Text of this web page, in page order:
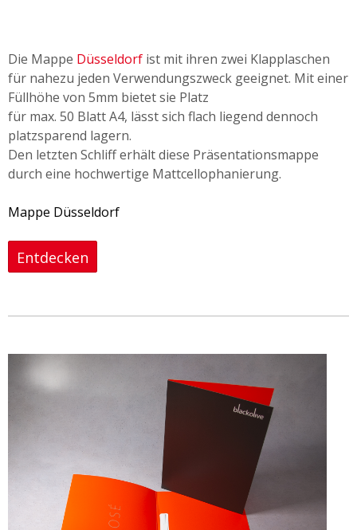
Die Mappe Düsseldorf ist mit ihren zwei Klapplaschen
für nahezu jeden Verwendungszweck geeignet. Mit einer
Füllhöhe von 5mm bietet sie Platz
für max. 50 Blatt A4, lässt sich flach liegend dennoch
platzsparend lagern.
Den letzten Schliff erhält diese Präsentationsmappe
durch eine hochwertige Mattcellophanierung.
Mappe Düsseldorf
Entdecken